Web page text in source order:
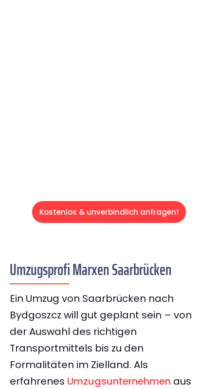
Kostenlos & unverbindlich anfragen!
Umzugsprofi Marxen Saarbrücken
Ein Umzug von Saarbrücken nach
Bydgoszcz will gut geplant sein – von
der Auswahl des richtigen
Transportmittels bis zu den
Formalitäten im Zielland. Als
erfahrenes Umzugsunternehmen aus